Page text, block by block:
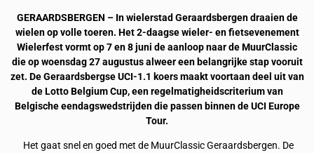
GERAARDSBERGEN – In wielerstad Geraardsbergen draaien de
wielen op volle toeren. Het 2-daagse wieler- en fietsevenement
Wielerfest vormt op 7 en 8 juni de aanloop naar de MuurClassic
die op woensdag 27 augustus alweer een belangrijke stap vooruit
zet. De Geraardsbergse UCI-1.1 koers maakt voortaan deel uit van
de Lotto Belgium Cup, een regelmatigheidscriterium van
Belgische eendagswedstrijden die passen binnen de UCI Europe
Tour.
Het gaat snel en goed met de MuurClassic Geraardsbergen. De